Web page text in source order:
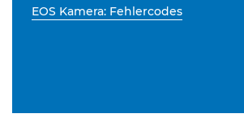
EOS Kamera: Fehlercodes